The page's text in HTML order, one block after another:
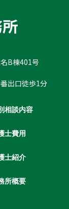
B棟401号
出口徒歩1分
相談内容
士費用
士紹介
所概要